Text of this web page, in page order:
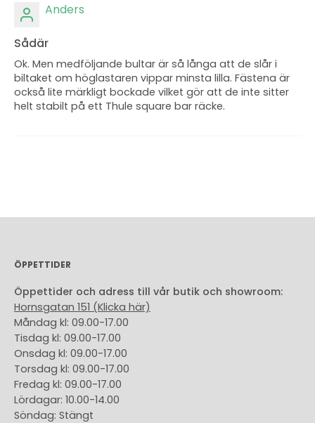
Anders
Sådär
Ok. Men medföljande bultar är så långa att de slår i
biltaket om höglastaren vippar minsta lilla. Fästena är
också lite märkligt bockade vilket gör att de inte sitter
helt stabilt på ett Thule square bar räcke.
ÖPPETTIDER
Öppettider och adress till vår butik och showroom:
Hornsgatan 151 (Klicka här)
Måndag kl: 09.00-17.00
Tisdag kl: 09.00-17.00
Onsdag kl: 09.00-17.00
Torsdag kl: 09.00-17.00
Fredag kl: 09.00-17.00
Lördagar: 10.00-14.00
Söndag: Stängt